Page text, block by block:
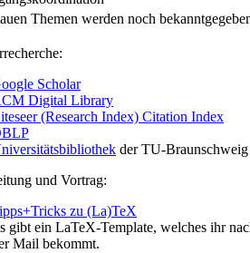
Themen werden noch
Scholar
Digital Library
(Research Index) Citation Index
der TU-Braunschweig
und Vortrag:
zu (La)TeX
gibt ein LaTeX-Template, welches ihr
Mail bekommt.